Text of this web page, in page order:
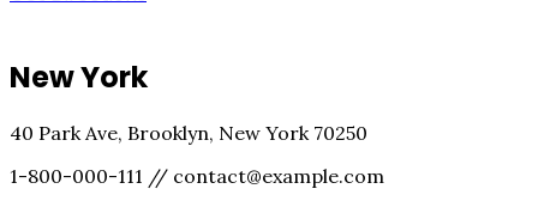
New York
40 Park Ave, Brooklyn, New York 70250
1-800-000-111 // contact@example.com